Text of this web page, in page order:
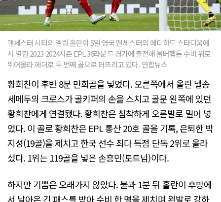
맨체스터 시티의 엘링 홀란이 5일 영국 맨체스터의 에디하드 스타디움에
서 열린 2023-2024시즌 EPL 36라운드 경기에 출전해 울버햄튼 수비 위로
뛰어올라 헤더로 두 번째 골으르 터뜨리고 있다. 연합뉴스
황희찬이 후반 8분 만회골을 넣었다. 오른쪽에서 올린 넬송
세메두의 크로스가 골키퍼의 손을 스치고 골문 왼쪽에 있던
황희찬에게 연결됐다. 황희찬은 침착하게 오른발로 밀어 넣
었다. 이 골로 황희찬은 EPL 통산 20호 골을 기록, 은퇴한 박
지성(19골)을 제치고 한국 선수 최다 득점 단독 2위로 올라
섰다. 1위는 119골을 넣은 손흥민(토트넘)이다.
하지만 기쁨은 오래가지 않았다. 불과 1분 뒤 홀란이 후방에
서 날아온 긴 패스를 받아 수비 한 명을 제치며 왼발로 강하